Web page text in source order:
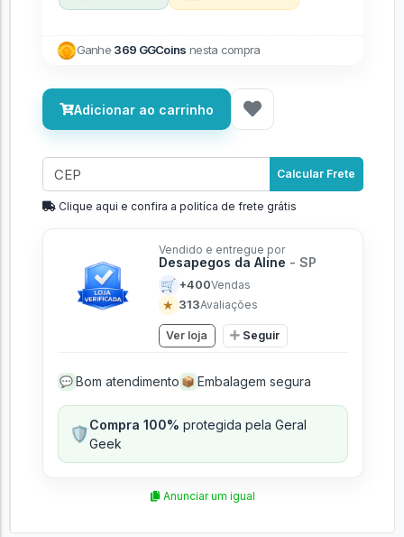
Ganhe 369 GGCoins nesta compra
Adicionar ao carrinho
Calcular Frete
Clique aqui e confira a politíca de frete grátis
Vendido e entregue por
Desapegos da Aline - SP
🛒 +400Vendas
★ 313Avaliações
Ver loja Seguir
💬 Bom atendimento 📦 Embalagem segura
🛡️Compra 100% protegida pela Geral
Geek
Anunciar um igual